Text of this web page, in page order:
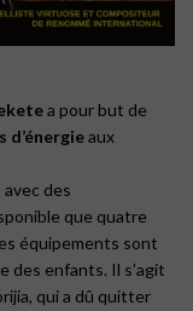
a pour but de
d’énergieaux
des
que quatre
équipements sont
des enfants. Il s’agit
qui a dû quitter